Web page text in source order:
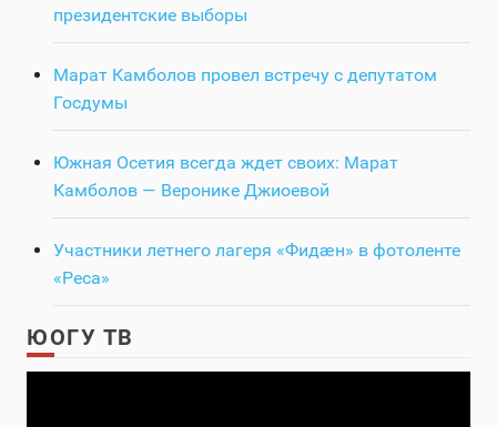
президентские выборы
Марат Камболов провел встречу с депутатом
Госдумы
Южная Осетия всегда ждет своих: Марат
Камболов — Веронике Джиоевой
Участники летнего лагеря «Фидӕн» в фотоленте
«Реса»
ЮОГУ ТВ